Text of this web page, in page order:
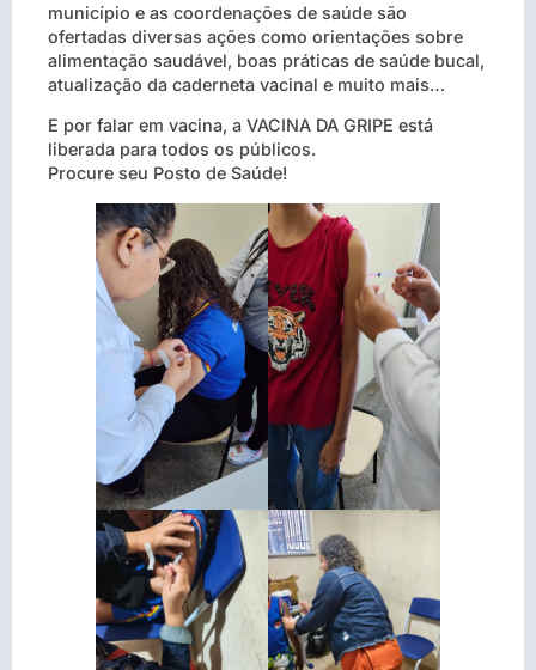
município e as coordenações de saúde são
ofertadas diversas ações como orientações sobre
alimentação saudável, boas práticas de saúde bucal,
atualização da caderneta vacinal e muito mais…
E por falar em vacina, a VACINA DA GRIPE está
liberada para todos os públicos.
Procure seu Posto de Saúde!